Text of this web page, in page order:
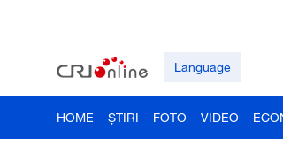
Language
HOME ȘTIRI FOTO VIDEO